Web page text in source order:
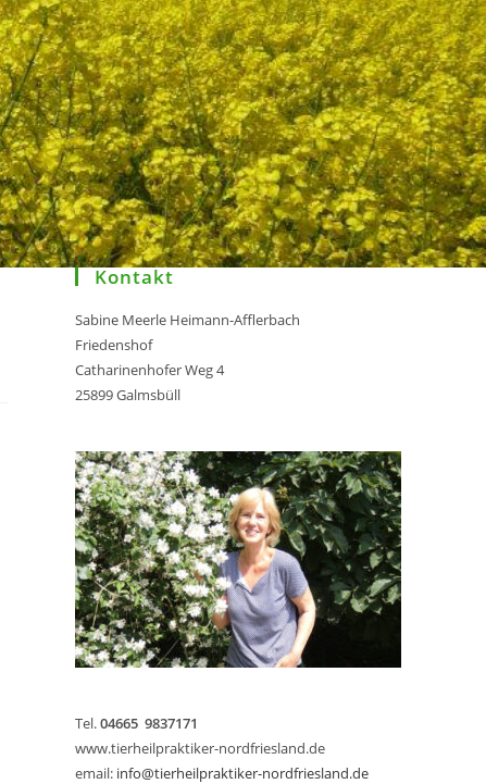
Kontakt
Sabine Meerle Heimann-Afflerbach
Friedenshof
Catharinenhofer Weg 4
25899 Galmsbüll
Tel.04665 9837171
www.tierheilpraktiker-nordfriesland.de
email: info@tierheilpraktiker-nordfriesland.de